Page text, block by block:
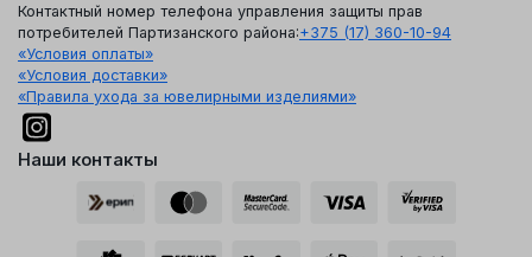
Контактный номер телефона управления защиты прав
потребителей Партизанского района:+375 (17) 360-10-94
«Условия оплаты»
«Условия доставки»
«Правила ухода за ювелирными изделиями»
Наши контакты